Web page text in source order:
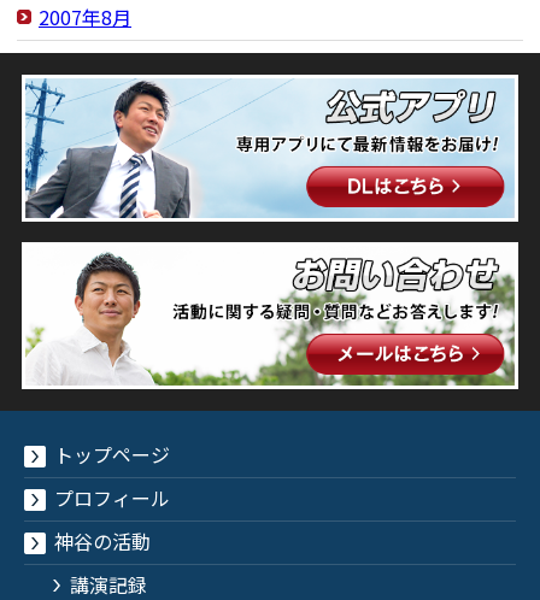
2007年8月
トップページ
プロフィール
神谷の活動
講演記録